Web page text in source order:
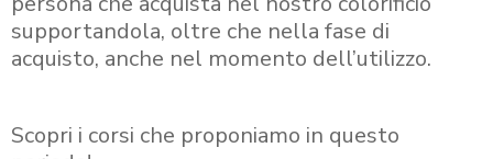
supportandola, oltre che nella fase di
acquisto, anche nel momento dell’utilizzo.
Scopri i corsi che proponiamo in questo